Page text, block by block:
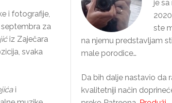
i fotografije,
za
iz Zaječara
svaka
i
je
ste
na njemu predstavljam
male porodice…
Da bih dalje nastavio da
kvalitetniji način